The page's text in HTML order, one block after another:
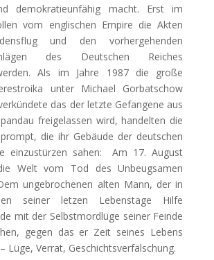
demokratieunfähig macht. Erst im
vom englischen Empire die Akten
und den vorhergehenden
des Deutschen Reiches
Als im Jahre 1987 die große
unter Michael Gorbatschow
das der letzte Gefangene aus
freigelassen wird, handelten die
die ihr Gebäude der deutschen
einzustürzen sahen: Am 17. August
Welt vom Tod des Unbeugsamen
ungebrochenen alten Mann, der in
seiner letzen Lebenstage Hilfe
mit der Selbstmordlüge seiner Feinde
gegen das er Zeit seines Lebens
Lüge, Verrat, Geschichtsverfälschung.